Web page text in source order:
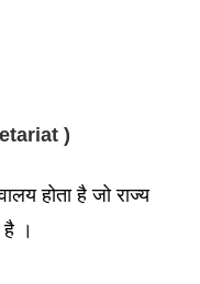
)
होता है जो राज्य
है ।